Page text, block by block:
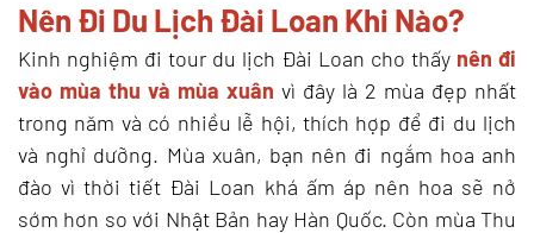
Nên Đi Du Lịch Đài Loan Khi Nào?
Kinh nghiệm đi tour du lịch Đài Loan cho thấy nên đi
vào mùa thu và mùa xuân vì đây là 2 mùa đẹp nhất
trong năm và có nhiều lễ hội, thích hợp để đi du lịch
và nghỉ dưỡng. Mùa xuân, bạn nên đi ngắm hoa anh
đào vì thời tiết Đài Loan khá ấm áp nên hoa sẽ nở
sớm hơn so với Nhật Bản hay Hàn Quốc. Còn mùa Thu